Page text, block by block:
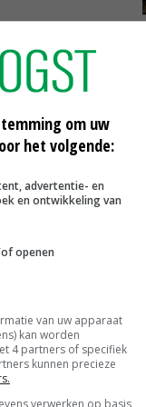
een buffer
andere
uit de
van de
zoals realisatie
gaat naar
over moeten
om uw
het volgende:
advertentie- en
en ontwikkeling van
openen
van uw apparaat
kan worden
4 partners of specifiek
kunnen precieze
verwerken op basis